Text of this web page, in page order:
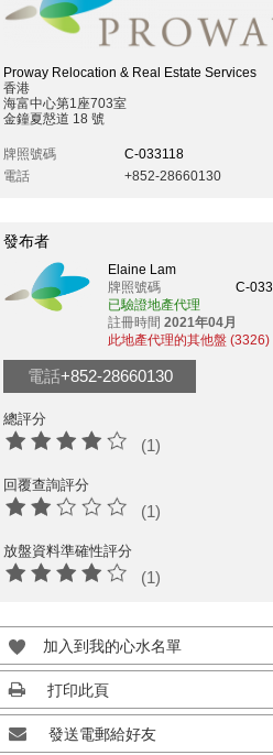
Proway Relocation & Real Estate Services
香港
海富中心第1座703室
金鐘夏慤道 18 號
牌照號碼
C-033118
電話
+852-28660130
發布者
Elaine Lam
牌照號碼
C-
已驗證地產代理
註冊時間 2021年04月
此地產代理的其他盤 (3326)
電話+852-28660130
總評分
(1)
回覆查詢評分
(1)
放盤資料準確性評分
(1)
加入到我的心水名單
打印此頁
發送電郵給好友